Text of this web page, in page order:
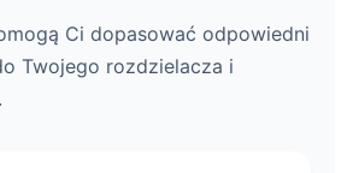
Ci dopasować odpowiedni
Twojego rozdzielacza i